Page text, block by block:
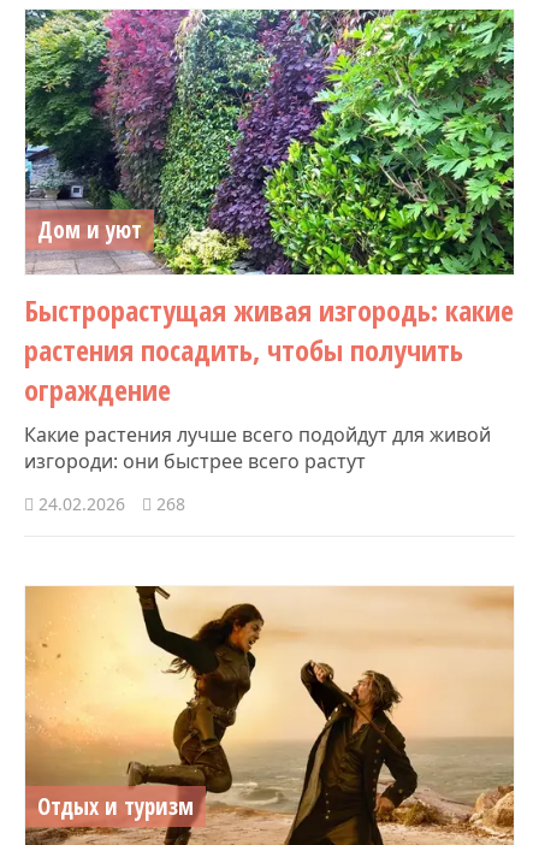
Дом и уют
Быстрорастущая живая изгородь: какие
растения посадить, чтобы получить
ограждение
Какие растения лучше всего подойдут для живой
изгороди: они быстрее всего растут
24.02.2026 268
Отдых и туризм